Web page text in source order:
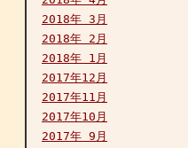
2018年 3月
2018年 2月
2018年 1月
2017年12月
2017年11月
2017年10月
2017年 9月